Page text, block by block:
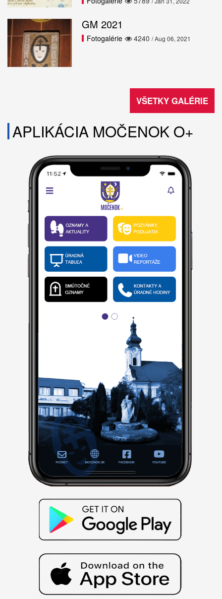
GM 2021
4240
Fotogalérie / Aug 06, 2021
VŠETKY GALÉRIE
APLIKÁCIA MOČENOK O+